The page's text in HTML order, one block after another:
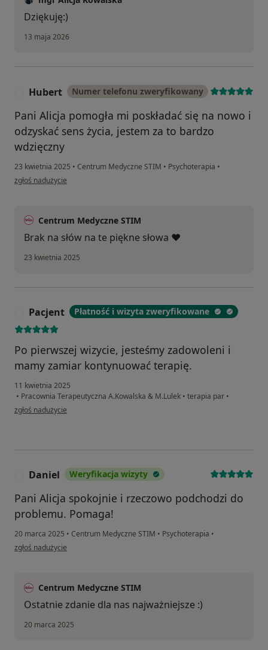
Dziękuję:)
13 maja 2026
Hubert Numer telefonu zweryfikowany
Pani Alicja pomogła mi poskładać się na nowo i
odzyskać sens życia, jestem za to bardzo
wdzięczny
23 kwietnia 2025 • Centrum Medyczne STIM • Psychoterapia •
w opinii użytkownika Hubert
zgłoś nadużycie
Centrum Medyczne STIM
Brak na słów na te piękne słowa ❤️
23 kwietnia 2025
Pacjent Płatność i wizyta zweryfikowane
Po pierwszej wizycie, jesteśmy zadowoleni i
mamy zamiar kontynuować terapię.
11 kwietnia 2025
• Pracownia Terapeutyczna A.Kowalska & M.Lulek • terapia par •
w opinii użytkownika Pacjent
zgłoś nadużycie
Daniel Weryfikacja wizyty
Pani Alicja spokojnie i rzeczowo podchodzi do
problemu. Pomaga!
20 marca 2025 • Centrum Medyczne STIM • Psychoterapia •
w opinii użytkownika Daniel
zgłoś nadużycie
Centrum Medyczne STIM
Ostatnie zdanie dla nas najważniejsze :)
20 marca 2025